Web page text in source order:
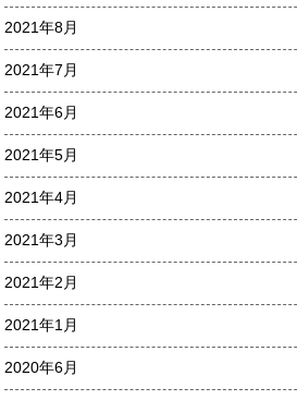
2021年8月
2021年7月
2021年6月
2021年5月
2021年4月
2021年3月
2021年2月
2021年1月
2020年6月